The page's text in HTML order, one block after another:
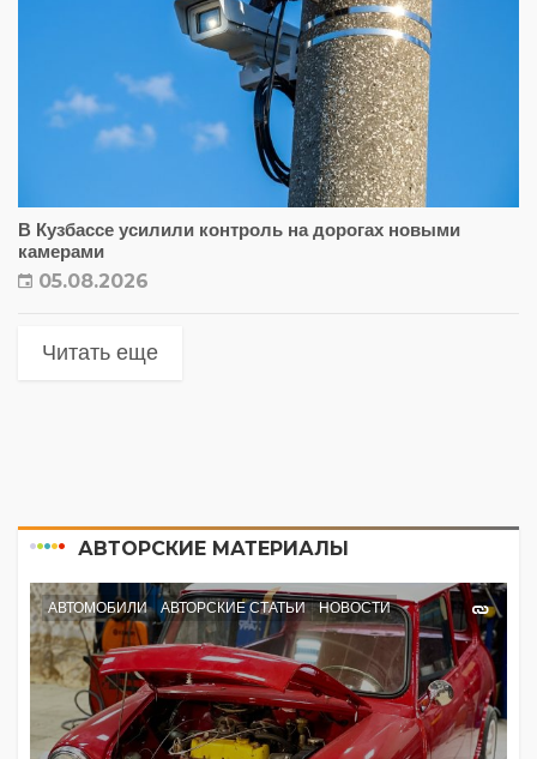
В Кузбассе усилили контроль на дорогах новыми
камерами
05.08.2026
Читать еще
АВТОРСКИЕ МАТЕРИАЛЫ
АВТОМОБИЛИ АВТОРСКИЕ СТАТЬИ НОВОСТИ